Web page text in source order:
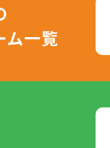
ム一覧